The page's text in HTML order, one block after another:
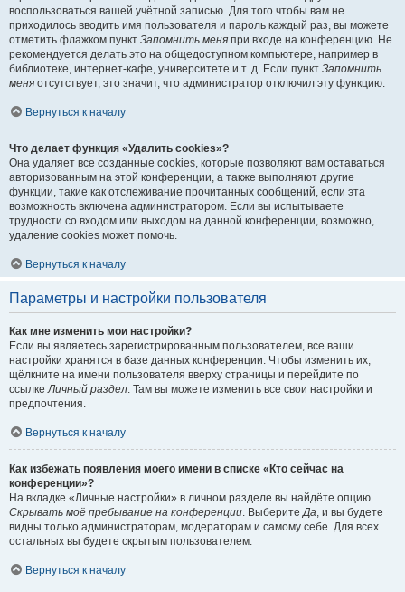
воспользоваться вашей учётной записью. Для того чтобы вам не
приходилось вводить имя пользователя и пароль каждый раз, вы можете
отметить флажком пункт Запомнить меня при входе на конференцию. Не
рекомендуется делать это на общедоступном компьютере, например в
библиотеке, интернет-кафе, университете и т. д. Если пункт Запомнить
меня отсутствует, это значит, что администратор отключил эту функцию.
Вернуться к началу
Что делает функция «Удалить cookies»?
Она удаляет все созданные cookies, которые позволяют вам оставаться
авторизованным на этой конференции, а также выполняют другие
функции, такие как отслеживание прочитанных сообщений, если эта
возможность включена администратором. Если вы испытываете
трудности со входом или выходом на данной конференции, возможно,
удаление cookies может помочь.
Вернуться к началу
Параметры и настройки пользователя
Как мне изменить мои настройки?
Если вы являетесь зарегистрированным пользователем, все ваши
настройки хранятся в базе данных конференции. Чтобы изменить их,
щёлкните на имени пользователя вверху страницы и перейдите по
ссылкеЛичный раздел. Там вы можете изменить все свои настройки и
предпочтения.
Вернуться к началу
Как избежать появления моего имени в списке «Кто сейчас на
конференции»?
На вкладке «Личные настройки» в личном разделе вы найдёте опцию
Скрывать моё пребывание на конференции. ВыберитеДа, и вы будете
видны только администраторам, модераторам и самому себе. Для всех
остальных вы будете скрытым пользователем.
Вернуться к началу